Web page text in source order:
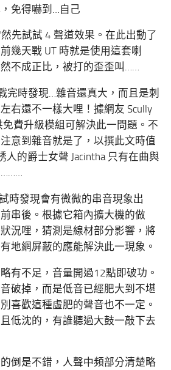
免得嚇到…自己
先試試 4 聲道效果。在此出動了
幾天戰 UT 時就是使用這套喇
不成正比，被打的歪歪叫……
完時發現…雜音還真大，而且是刺
右還不一樣大哩！據網友 Scully
免費升級模組可解決此一問題。不
意到雜音就是了，以撰此文時值
人的爵士女聲 Jacintha 只有在曲與
………
時發現會有微微的串音現象出
串後。根據它箱內擴大機的做
況哩，猜測是線材部分影響，將
地網屏蔽的應能解決此一現象。
有不足，音量開過12點即破功。
破掉，而是低音已經肥大到不堪
喜歡這種虛肥的聲音也不一定。
低沈的，有誰聽過大鼓一敲下去
倒是不錯，人聲中頻部分清楚略